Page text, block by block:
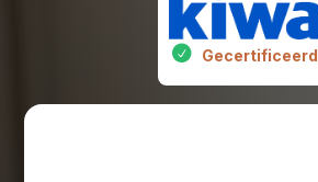
Gecertificeerd